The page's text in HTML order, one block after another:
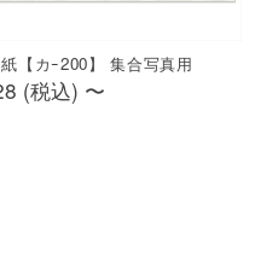
【カｰ200】 集合写真用
(税込) 〜